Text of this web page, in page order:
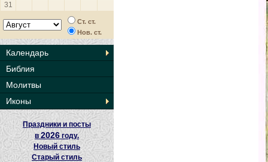
31
Ст. ст.
Нов. ст.
Календарь
Библия
Молитвы
Иконы
Праздники и посты
в2026 году.
Новый стиль
Старый стиль